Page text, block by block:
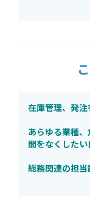
在庫管理、発
あらゆる業種
間をなくした
総務関連の担当